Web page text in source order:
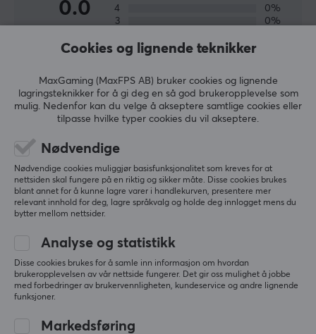
til dekorative belysningsløsninger. Dessuten kan mange
stemmeassistent, noe som gir brukerne utrolig
omgivelsene skal se ut og føles.
EGENSKAPER
Farge
Rainbow
2 års garanti
0.0
Basert på 0 vurderinger
4
0%
3
0%
1
SKRIV ANMELDELSE
Mer fra vårt fellesskap
Cookies og lignende teknikker
MaxGaming (MaxFPS AB) bruker cookies og lignende
lagringsteknikker for å gi deg en så god brukeropplevelse som
mulig. Nedenfor kan du velge å akseptere samtlige cookies eller
tilpasse hvilke typer cookies du vil akseptere.
Nødvendige
Nødvendige cookies muliggjør basisfunksjonalitet som kreves for at
nettsiden skal fungere på en riktig og sikker måte. Disse cookies brukes
blant annet for å kunne lagre varer i handlekurven, presentere mer
relevant innhold for deg, lagre språkvalg og holde deg innlogget mens du
bytter mellom nettsider.
Analyse og statistikk
Disse cookies brukes for å samle inn informasjon om hvordan
brukeropplevelsen av vår nettside fungerer. Det gir oss mulighet å jobbe
med forbedringer av brukervennligheten, kundeservice og andre lignende
funksjoner.
Markedsføring